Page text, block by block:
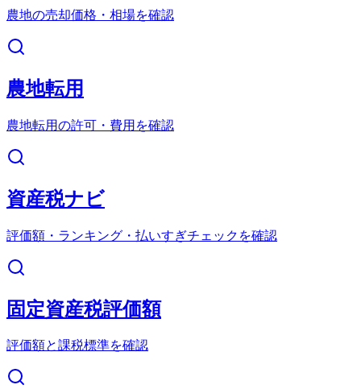
農地の売却価格・相場を確認
農地転用
農地転用の許可・費用を確認
資産税ナビ
評価額・ランキング・払いすぎチェックを確認
固定資産税評価額
評価額と課税標準を確認